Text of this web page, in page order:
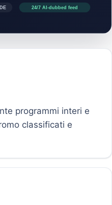
programmi interi e
classificati e